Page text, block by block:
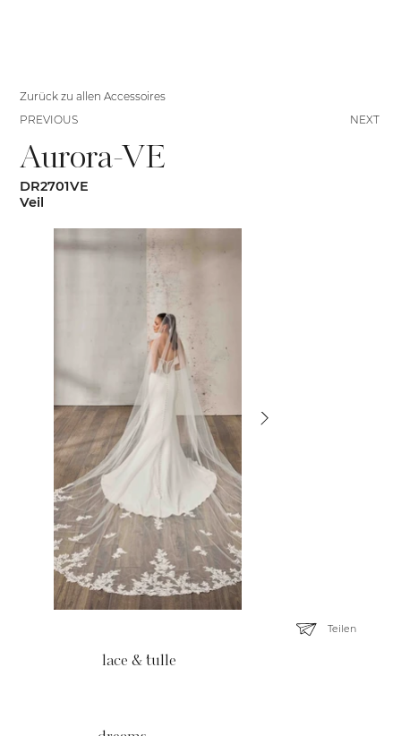
lace & tulle
Aurora-VE
DR2701VE
Veil
Teilen
NEXT
Zurück zu allen Accessoires
PREVIOUS